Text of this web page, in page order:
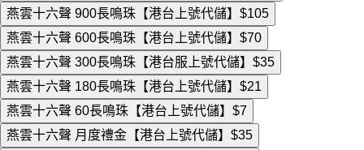
燕雲十六聲 900長鳴珠【港台上號代儲】 $105
燕雲十六聲 600長鳴珠【港台上號代儲】 $70
燕雲十六聲 300長鳴珠【港台服上號代儲】 $35
燕雲十六聲 180長鳴珠【港台上號代儲】 $21
燕雲十六聲 60長鳴珠【港台上號代儲】 $7
燕雲十六聲 月度禮金【港台上號代儲】 $35